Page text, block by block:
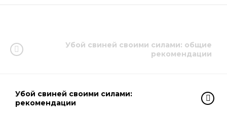
Убой свиней своими силами: общие
рекомендации
Убой свиней своими силами:
рекомендации